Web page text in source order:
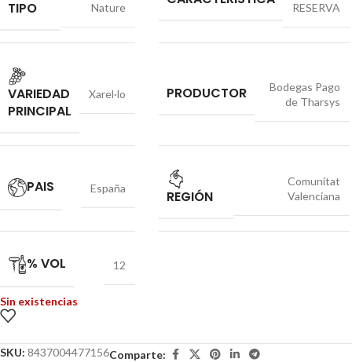
TIPO
Nature
RESERVA
VARIEDAD
PRINCIPAL
Xarel·lo PRODUCTOR
Bodegas Pago
de Tharsys
PAIS España REGIÓN
Comunitat
Valenciana
% VOL 12
Sin existencias
SKU: 8437004477156Comparte: